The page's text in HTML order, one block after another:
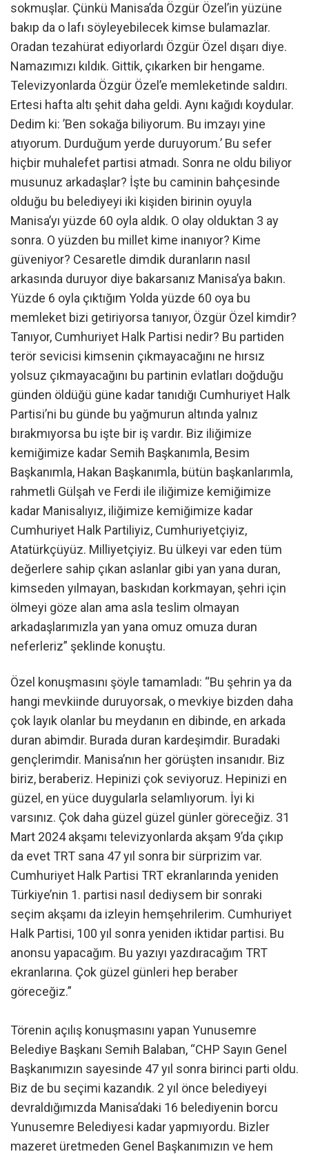
sokmuşlar. Çünkü Manisa’da Özgür Özel’in yüzüne
bakıp da o lafı söyleyebilecek kimse bulamazlar.
Oradan tezahürat ediyorlardı Özgür Özel dışarı diye.
Namazımızı kıldık. Gittik, çıkarken bir hengame.
Televizyonlarda Özgür Özel’e memleketinde saldırı.
Ertesi hafta altı şehit daha geldi. Aynı kağıdı koydular.
Dedim ki: ’Ben sokağa biliyorum. Bu imzayı yine
atıyorum. Durduğum yerde duruyorum.’ Bu sefer
hiçbir muhalefet partisi atmadı. Sonra ne oldu biliyor
musunuz arkadaşlar? İşte bu caminin bahçesinde
olduğu bu belediyeyi iki kişiden birinin oyuyla
Manisa’yı yüzde 60 oyla aldık. O olay olduktan 3 ay
sonra. O yüzden bu millet kime inanıyor? Kime
güveniyor? Cesaretle dimdik duranların nasıl
arkasında duruyor diye bakarsanız Manisa’ya bakın.
Yüzde 6 oyla çıktığım Yolda yüzde 60 oya bu
memleket bizi getiriyorsa tanıyor, Özgür Özel kimdir?
Tanıyor, Cumhuriyet Halk Partisi nedir? Bu partiden
terör sevicisi kimsenin çıkmayacağını ne hırsız
yolsuz çıkmayacağını bu partinin evlatları doğduğu
günden öldüğü güne kadar tanıdığı Cumhuriyet Halk
Partisi’ni bu günde bu yağmurun altında yalnız
bırakmıyorsa bu işte bir iş vardır. Biz iliğimize
kemiğimize kadar Semih Başkanımla, Besim
Başkanımla, Hakan Başkanımla, bütün başkanlarımla,
rahmetli Gülşah ve Ferdi ile iliğimize kemiğimize
kadar Manisalıyız, iliğimize kemiğimize kadar
Cumhuriyet Halk Partiliyiz, Cumhuriyetçiyiz,
Atatürkçüyüz. Milliyetçiyiz. Bu ülkeyi var eden tüm
değerlere sahip çıkan aslanlar gibi yan yana duran,
kimseden yılmayan, baskıdan korkmayan, şehri için
ölmeyi göze alan ama asla teslim olmayan
arkadaşlarımızla yan yana omuz omuza duran
neferleriz” şeklinde konuştu.
Özel konuşmasını şöyle tamamladı: “Bu şehrin ya da
hangi mevkiinde duruyorsak, o mevkiye bizden daha
çok layık olanlar bu meydanın en dibinde, en arkada
duran abimdir. Burada duran kardeşimdir. Buradaki
gençlerimdir. Manisa’nın her görüşten insanıdır. Biz
biriz, beraberiz. Hepinizi çok seviyoruz. Hepinizi en
güzel, en yüce duygularla selamlıyorum. İyi ki
varsınız. Çok daha güzel güzel günler göreceğiz. 31
Mart 2024 akşamı televizyonlarda akşam 9’da çıkıp
da evet TRT sana 47 yıl sonra bir sürprizim var.
Cumhuriyet Halk Partisi TRT ekranlarında yeniden
Türkiye’nin 1. partisi nasıl dediysem bir sonraki
seçim akşamı da izleyin hemşehrilerim. Cumhuriyet
Halk Partisi, 100 yıl sonra yeniden iktidar partisi. Bu
anonsu yapacağım. Bu yazıyı yazdıracağım TRT
ekranlarına. Çok güzel günleri hep beraber
göreceğiz.”
Törenin açılış konuşmasını yapan Yunusemre
Belediye Başkanı Semih Balaban, “CHP Sayın Genel
Başkanımızın sayesinde 47 yıl sonra birinci parti oldu.
Biz de bu seçimi kazandık. 2 yıl önce belediyeyi
devraldığımızda Manisa’daki 16 belediyenin borcu
Yunusemre Belediyesi kadar yapmıyordu. Bizler
mazeret üretmeden Genel Başkanımızın ve hem